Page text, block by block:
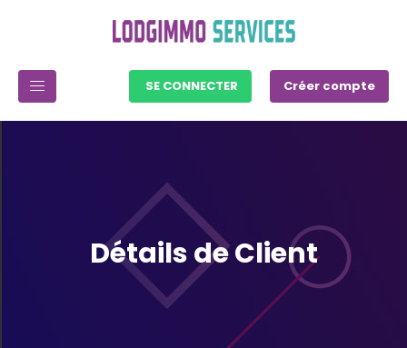
SE CONNECTER Créer compte
Détails de Client